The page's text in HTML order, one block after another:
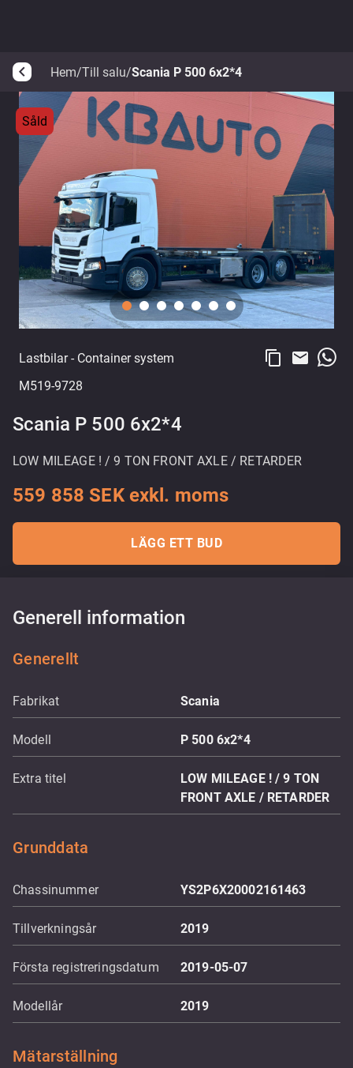
arrow_back_ios Hem/Till salu/Scania P 500 6x2*4
Såld
Lastbilar- Container system
M519-9728
content_copy email
Scania P 500 6x2*4
LOW MILEAGE ! / 9 TON FRONT AXLE / RETARDER
559 858 SEK exkl. moms
LÄGG ETT BUD
Generell information
Generellt
Fabrikat Scania
Modell P 500 6x2*4
Extra titel
LOW MILEAGE ! / 9 TON
FRONT AXLE / RETARDER
Grunddata
Chassinummer YS2P6X20002161463
Tillverkningsår 2019
Första registreringsdatum 2019-05-07
Modellår 2019
Mätarställning